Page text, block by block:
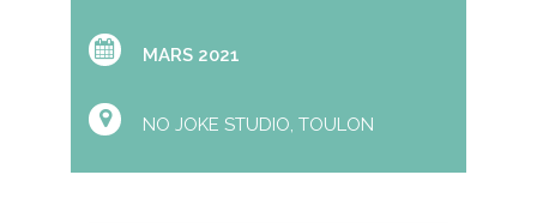
MARS 2021
NO JOKE STUDIO, TOULON